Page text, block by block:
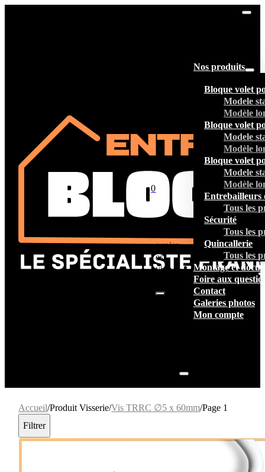
Nos produits
Bloque volet
Modele
Modèle
Bloque volet
Modele
Modèle
Bloque volet
Modele
Modèle
Entrebailleurs
Tous les
Sécurité
Tous les
Quincallerie
Tous les
Montage et
Foire aux
Contact
Galeries photos
Mon compte
0
panier
est
vide.
Accueil/Produit Visserie/Vis TRRC ∅5 x 60mm/Page 1
Filtrer